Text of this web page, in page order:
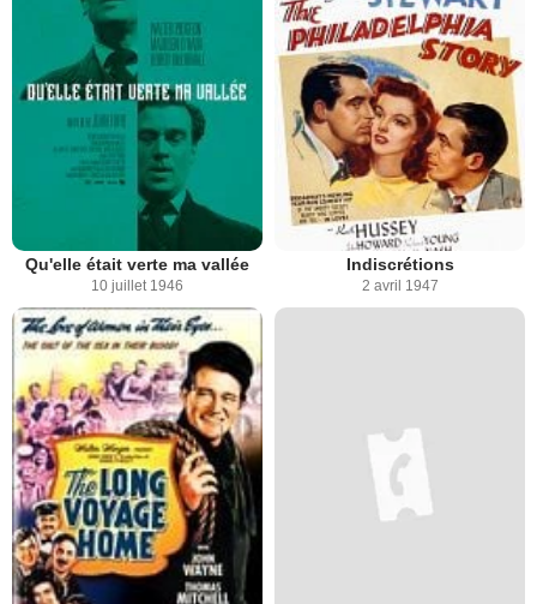
Qu'elle était verte ma vallée
10 juillet 1946
Indiscrétions
2 avril 1947